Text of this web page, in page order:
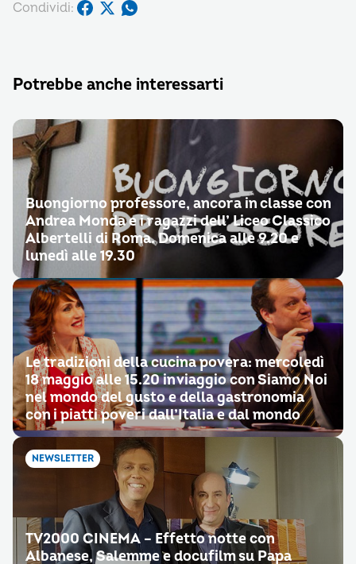
Condividi:
Potrebbe anche interessarti
Buongiorno professore, ancora in classe con
Andrea Monda e i ragazzi dell’ Liceo Classico
Albertelli di Roma. Domenica alle 9.20 e
lunedì alle 19.30
Le tradizioni della cucina povera: mercoledì
18 maggio alle 15.20 in viaggio con Siamo Noi
nel mondo del gusto e della gastronomia
con i piatti poveri dall’Italia e dal mondo
NEWSLETTER
TV2000 CINEMA – Effetto notte con
Albanese, Salemme e docufilm su Papa